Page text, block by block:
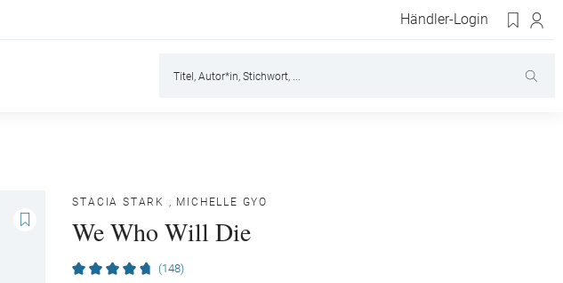
Händler-Login
STACIA STARK , MICHELLE GYO
We Who Will Die
(148)